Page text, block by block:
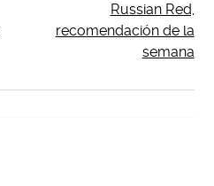
Russian Red,
recomendación de la
semana